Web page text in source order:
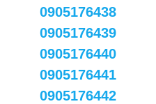
0905176438
0905176439
0905176440
0905176441
0905176442